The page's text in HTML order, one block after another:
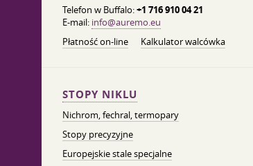
Telefon w Buffalo:+1 716 910 04 21
E-mail: info@auremo.eu
Płatność on-line
Kalkulator walcówka
STOPY NIKLU
Nichrom, fechral, termopary
Stopy precyzyjne
Europejskie stale specjalne